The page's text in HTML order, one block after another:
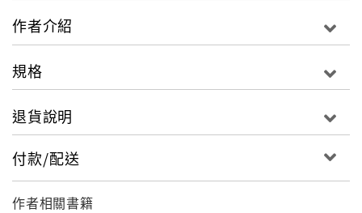
作者介紹
規格
退貨說明
付款/配送
作者相關書籍